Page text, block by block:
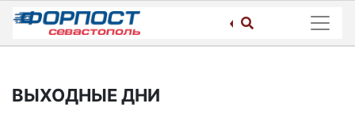
Skip
content
ВЫХОДНЫЕ ДНИ